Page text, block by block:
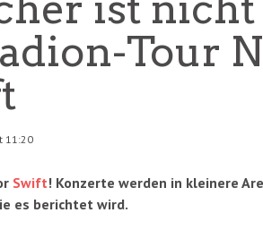
Tour
11:20
Swift! Konzerte werden in kleinere
es berichtet wird.